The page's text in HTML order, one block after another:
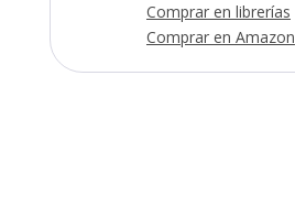
Comprar en librerías
Comprar en Amazon